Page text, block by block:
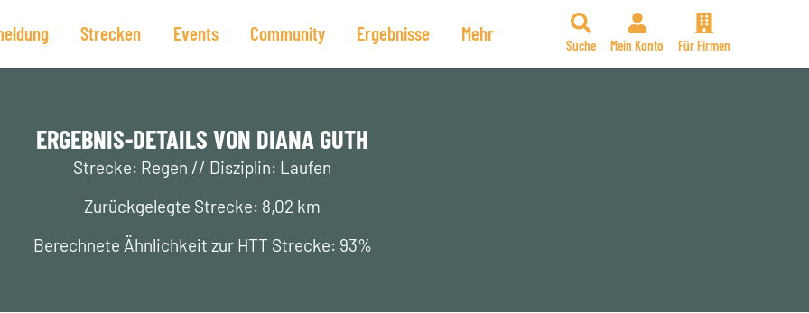
Strecken Events Community Ergebnisse Mehr
Suche Mein Konto Für Firmen
ERGEBNIS-DETAILS VON DIANA GUTH
Strecke: Regen // Disziplin: Laufen
Zurückgelegte Strecke: 8,02 km
Berechnete Ähnlichkeit zur HTT Strecke: 93%